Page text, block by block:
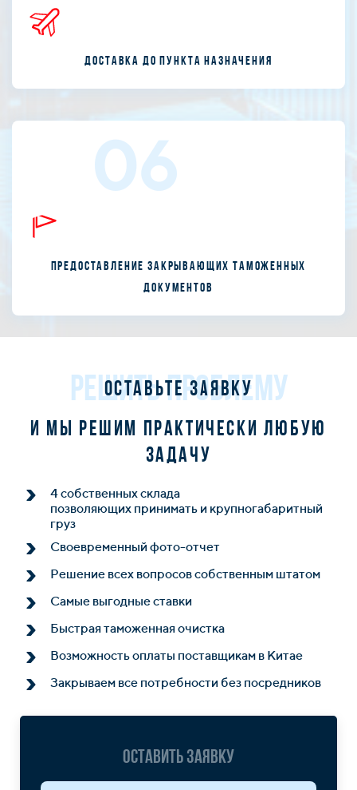
Доставка до пункта назначения
06
Предоставление закрывающих таможенных
документов
РЕШИТЬ ПРОБЛЕМУ
Оставьте заявку
и мы решим практически любую
задачу
4 собственных склада
позволяющих принимать и крупногабаритный
груз
Своевременный фото-отчет
Решение всех вопросов собственным штатом
Самые выгодные ставки
Быстрая таможенная очистка
Возможность оплаты поставщикам в Китае
Закрываем все потребности без посредников
Оставить заявку